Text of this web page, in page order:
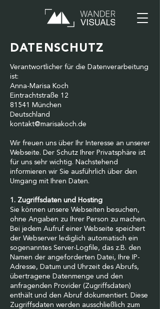
DATENSCHUTZ
Verantwortlicher für die Datenverarbeitung
ist:
Anna-Marisa Koch
Eintrachtstraße 12
81541 München
Deutschland
kontakt@marisakoch.de
Wir freuen uns über Ihr Interesse an unserer
Webseite. Der Schutz Ihrer Privatsphäre ist
für uns sehr wichtig. Nachstehend
informieren wir Sie ausführlich über den
Umgang mit Ihren Daten.
1. Zugriffsdaten und Hosting
Sie können unsere Webseiten besuchen,
ohne Angaben zu Ihrer Person zu machen.
Bei jedem Aufruf einer Webseite speichert
der Webserver lediglich automatisch ein
sogenanntes Server-Logfile, das z.B. den
Namen der angeforderten Datei, Ihre IP-
Adresse, Datum und Uhrzeit des Abrufs,
übertragene Datenmenge und den
anfragenden Provider (Zugriffsdaten)
enthält und den Abruf dokumentiert. Diese
Zugriffsdaten werden ausschließlich zum